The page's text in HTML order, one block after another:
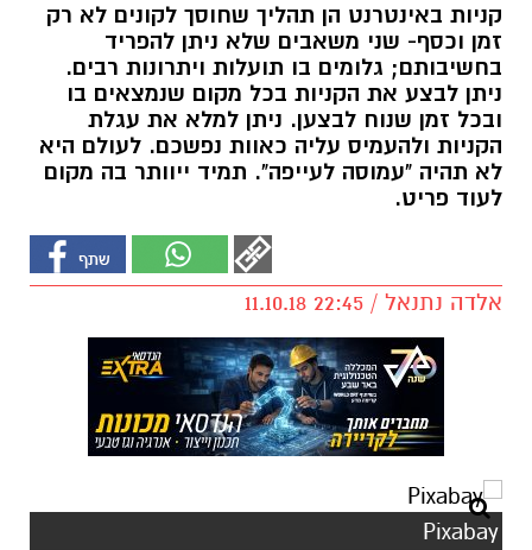
קניות באינטרנט הן תהליך שחוסך לקונים לא רק
זמן וכסף- שני משאבים שלא ניתן להפריד
בחשיבותם; גלומים בו תועלות ויתרונות רבים.
ניתן לבצע את הקניות בכל מקום שנמצאים בו
ובכל זמן שנוח לבצען. ניתן למלא את עגלת
הקניות ולהעמיס עליה כאוות נפשכם. לעולם היא
לא תהיה "עמוסה לעייפה". תמיד ייוותר בה מקום
לעוד פריט.
אלדה נתנאל / 22:45 11.10.18
Pixabay